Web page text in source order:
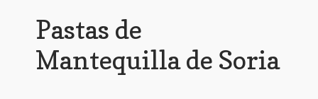
Pastas de
Mantequilla de Soria